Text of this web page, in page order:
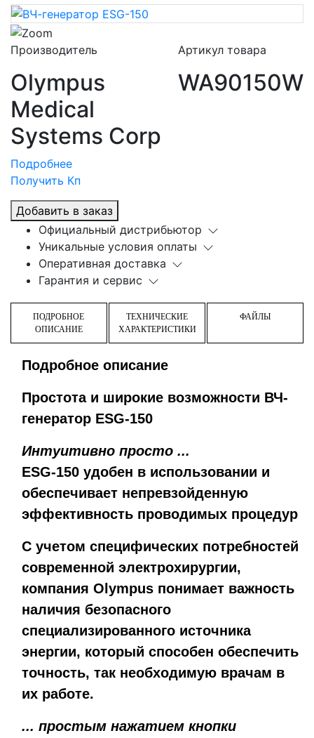
Производитель
Olympus
Medical
Systems Corp
Артикул товара
WA90150W
Подробнее
Получить Кп
Добавить в заказ
Официальный дистрибьютор
Уникальные условия оплаты
Оперативная доставка
Гарантия и сервис
ПОДРОБНОЕ
ОПИСАНИЕ
ТЕХНИЧЕСКИЕ
ХАРАКТЕРИСТИКИ
ФАЙЛЫ
Подробное описание
Простота и широкие возможности ВЧ-
генератор ESG-150
Интуитивно просто ...
ESG-150 удобен в использовании и
обеспечивает непревзойденную
эффективность проводимых процедур
С учетом специфических потребностей
современной электрохирургии,
компания Olympus понимает важность
наличия безопасного
специализированного источника
энергии, который способен обеспечить
точность, так необходимую врачам в
их работе.
... простым нажатием кнопки